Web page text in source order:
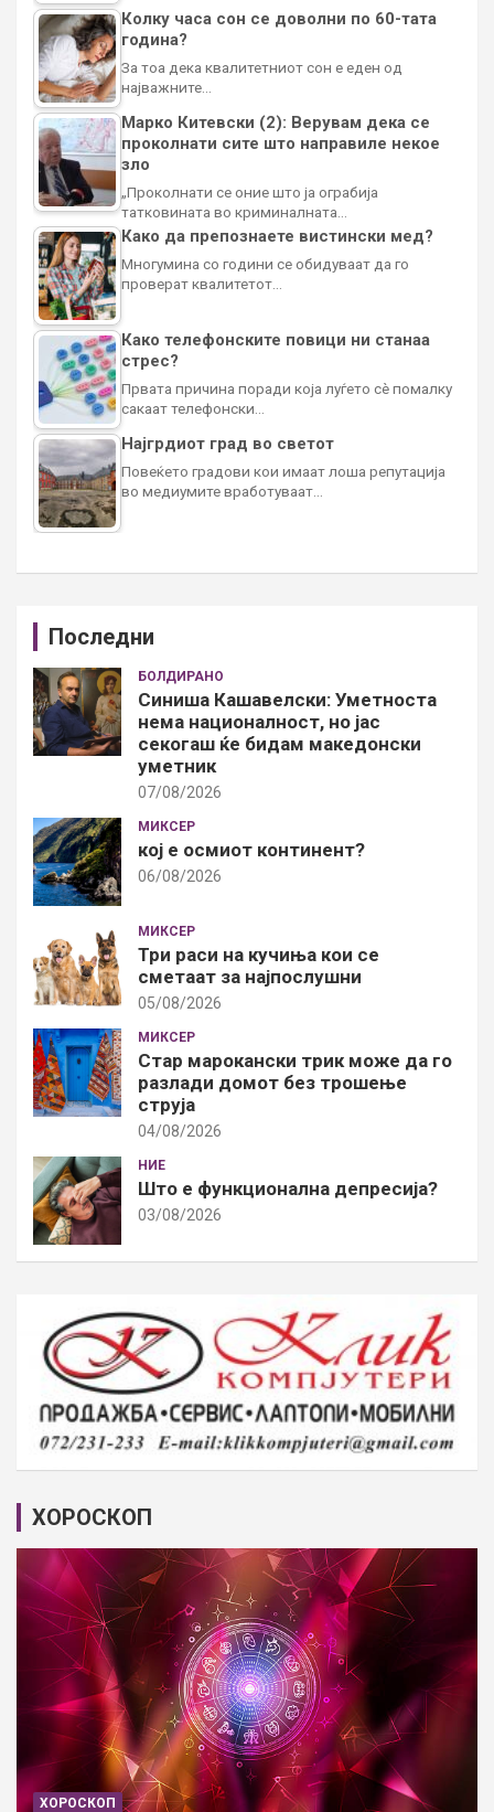
Колку часа сон се доволни по 60-тата
година?
За тоа дека квалитетниот сон е еден од
најважните…
Марко Китевски (2): Верувам дека се
проколнати сите што направиле некое
зло
„Проколнати се оние што ја ограбија
татковината во криминалната…
Како да препознаете вистински мед?
Многумина со години се обидуваат да го
проверат квалитетот…
Како телефонските повици ни станаа
стрес?
Првата причина поради која луѓето сè помалку
сакаат телефонски…
Најгрдиот град во светот
Повеќето градови кои имаат лоша репутација
во медиумите вработуваат…
Последни
БОЛДИРАНО
Синиша Кашавелски: Уметноста
нема националност, но јас
секогаш ќе бидам македонски
уметник
07/08/2026
МИКСЕР
кој е осмиот континент?
06/08/2026
МИКСЕР
Три раси на кучиња кои се
сметаат за најпослушни
05/08/2026
МИКСЕР
Стар марокански трик може да го
разлади домот без трошење
струја
04/08/2026
НИЕ
Што е функционална депресија?
03/08/2026
ХОРОСКОП
ХОРОСКОП